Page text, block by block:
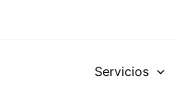
Servicios